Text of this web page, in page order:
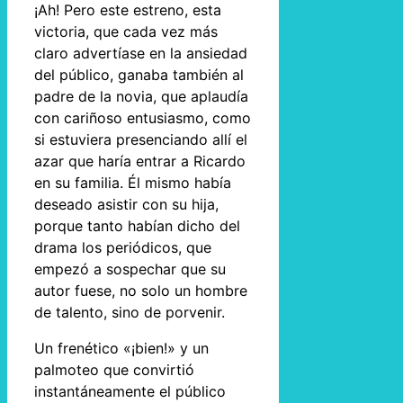
¡Ah! Pero este estreno, esta
victoria, que cada vez más
claro advertíase en la ansiedad
del público, ganaba también al
padre de la novia, que aplaudía
con cariñoso entusiasmo, como
si estuviera presenciando allí el
azar que haría entrar a Ricardo
en su familia. Él mismo había
deseado asistir con su hija,
porque tanto habían dicho del
drama los periódicos, que
empezó a sospechar que su
autor fuese, no solo un hombre
de talento, sino de porvenir.
Un frenético «¡bien!» y un
palmoteo que convirtió
instantáneamente el público